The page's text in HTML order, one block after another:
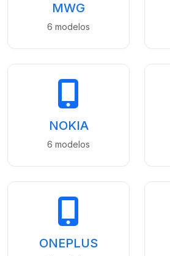
MWG
6 modelos
NOKIA
6 modelos
ONEPLUS